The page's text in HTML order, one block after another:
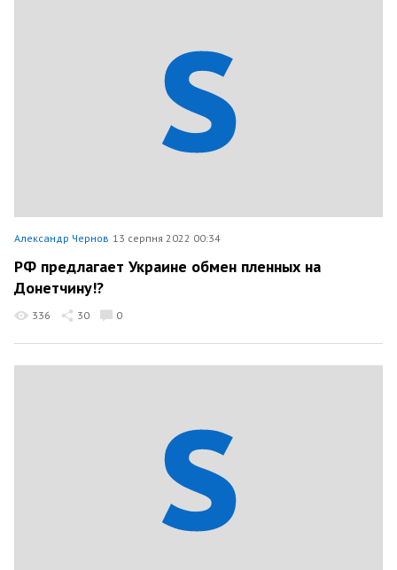
Александр Чернов 13 серпня 2022 00:34
РФ предлагает Украине обмен пленных на
Донетчину!?
336 30 0